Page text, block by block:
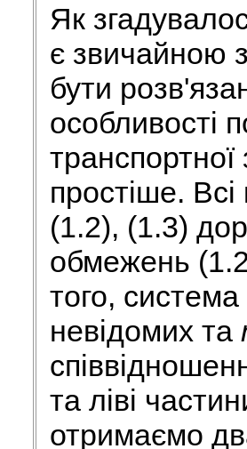
Як
є звичайною
бути
особливості
транспортної
простіше. Всі
(1.2), (1.3)
обмежень
того,
невідомих та
та ліві
отримаємо